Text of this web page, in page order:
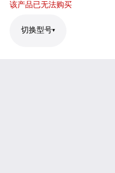
该产品已无法购买
切换型号